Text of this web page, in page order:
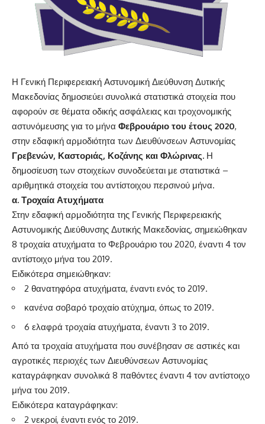
Η Γενική Περιφερειακή Αστυνομική Διεύθυνση Δυτικής
Μακεδονίας δημοσιεύει συνολικά στατιστικά στοιχεία που
αφορούν σε θέματα οδικής ασφάλειας και τροχονομικής
αστυνόμευσης για το μήνα Φεβρουάριο του έτους 2020,
στην εδαφική αρμοδιότητα των Διευθύνσεων Αστυνομίας
Γρεβενών, Καστοριάς, Κοζάνης και Φλώρινας. Η
δημοσίευση των στοιχείων συνοδεύεται με στατιστικά –
αριθμητικά στοιχεία του αντίστοιχου περσινού μήνα.
α. Τροχαία Ατυχήματα
Στην εδαφική αρμοδιότητα της Γενικής Περιφερειακής
Αστυνομικής Διεύθυνσης Δυτικής Μακεδονίας, σημειώθηκαν
8 τροχαία ατυχήματα το Φεβρουάριο του 2020, έναντι 4 τον
αντίστοιχο μήνα του 2019.
Ειδικότερα σημειώθηκαν:
2 θανατηφόρα ατυχήματα, έναντι ενός το 2019.
κανένα σοβαρό τροχαίο ατύχημα, όπως το 2019.
6 ελαφρά τροχαία ατυχήματα, έναντι 3 το 2019.
Από τα τροχαία ατυχήματα που συνέβησαν σε αστικές και
αγροτικές περιοχές των Διευθύνσεων Αστυνομίας
καταγράφηκαν συνολικά 8 παθόντες έναντι 4 τον αντίστοιχο
μήνα του 2019.
Ειδικότερα καταγράφηκαν:
2 νεκροί, έναντι ενός το 2019.